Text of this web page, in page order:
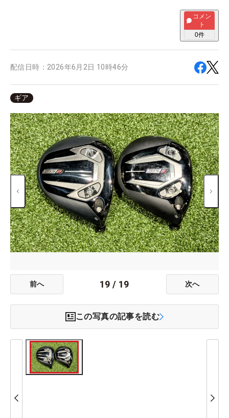
コメン
ト
0件
配信日時： 2026年6月2日 10時46分
ギア
前へ 19 / 19 次へ
この写真の記事を読む